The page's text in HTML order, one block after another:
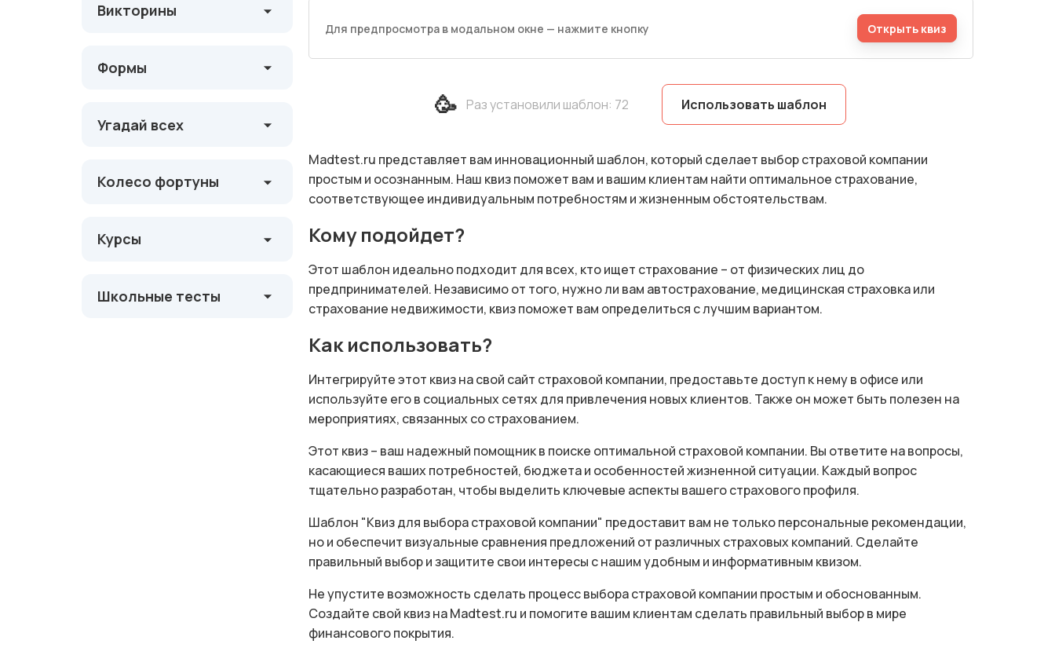
Викторины
Формы
Угадай всех
Колесо фортуны
Курсы
Школьные тесты
Для предпросмотра в модальном окне — нажмите кнопку Открыть квиз
🥳 Раз установили шаблон: 72 Использовать шаблон
Madtest.ru представляет вам инновационный шаблон, который сделает выбор страховой компании
простым и осознанным. Наш квиз поможет вам и вашим клиентам найти оптимальное страхование,
соответствующее индивидуальным потребностям и жизненным обстоятельствам.
Кому подойдет?
Этот шаблон идеально подходит для всех, кто ищет страхование – от физических лиц до
предпринимателей. Независимо от того, нужно ли вам автострахование, медицинская страховка или
страхование недвижимости, квиз поможет вам определиться с лучшим вариантом.
Как использовать?
Интегрируйте этот квиз на свой сайт страховой компании, предоставьте доступ к нему в офисе или
используйте его в социальных сетях для привлечения новых клиентов. Также он может быть полезен на
мероприятиях, связанных со страхованием.
Этот квиз – ваш надежный помощник в поиске оптимальной страховой компании. Вы ответите на вопросы,
касающиеся ваших потребностей, бюджета и особенностей жизненной ситуации. Каждый вопрос
тщательно разработан, чтобы выделить ключевые аспекты вашего страхового профиля.
Шаблон "Квиз для выбора страховой компании" предоставит вам не только персональные рекомендации,
но и обеспечит визуальные сравнения предложений от различных страховых компаний. Сделайте
правильный выбор и защитите свои интересы с нашим удобным и информативным квизом.
Не упустите возможность сделать процесс выбора страховой компании простым и обоснованным.
Создайте свой квиз на Madtest.ru и помогите вашим клиентам сделать правильный выбор в мире
финансового покрытия.